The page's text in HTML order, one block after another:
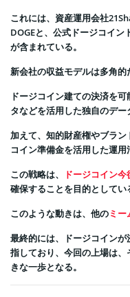
これには、資産運用会社
DOGEと、公式ドージコイン
が含まれている。
新会社の収益モデルは多角的
ドージコイン建ての決済を
タなどを活用した独自のデー
加えて、知的財産権やブラ
コイン準備金を活用した運用
この戦略は、
ドージコイン今
確保することを目的としてい
このような動きは、他のミ
最終的には、ドージコイン
指しており、今回の上場は
きな一歩となる。